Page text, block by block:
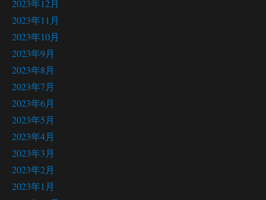
2023年12月
2023年11月
2023年10月
2023年9月
2023年8月
2023年7月
2023年6月
2023年5月
2023年4月
2023年3月
2023年2月
2023年1月